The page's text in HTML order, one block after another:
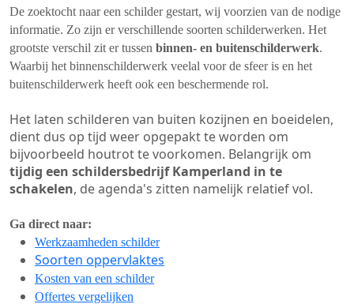
De zoektocht naar een schilder gestart, wij voorzien van de nodige
informatie. Zo zijn er verschillende soorten schilderwerken. Het
grootste verschil zit er tussen binnen- en buitenschilderwerk.
Waarbij het binnenschilderwerk veelal voor de sfeer is en het
buitenschilderwerk heeft ook een beschermende rol.
Het laten schilderen van buiten kozijnen en boeidelen,
dient dus op tijd weer opgepakt te worden om
bijvoorbeeld houtrot te voorkomen. Belangrijk om
tijdig een schildersbedrijf Kamperland in te
schakelen, de agenda's zitten namelijk relatief vol.
Ga direct naar:
Werkzaamheden schilder
Soorten oppervlaktes
Kosten van een schilder
Offertes vergelijken